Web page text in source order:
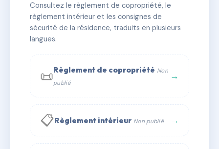
✓ Immatriculée 🏠 16 lots 🏗 1 bâtiment(s)
📞 Contacter Syndic Digital
Consultez le règlement de copropriété, le
règlement intérieur et les consignes de
sécurité de la résidence, traduits en plusieurs
langues.
📜Règlement de copropriété Non
publié
→
📋Règlement intérieur Non publié →